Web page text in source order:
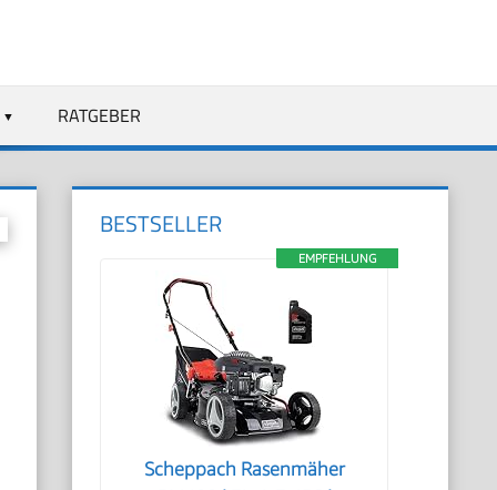
RATGEBER
BESTSELLER
EMPFEHLUNG
Scheppach Rasenmäher